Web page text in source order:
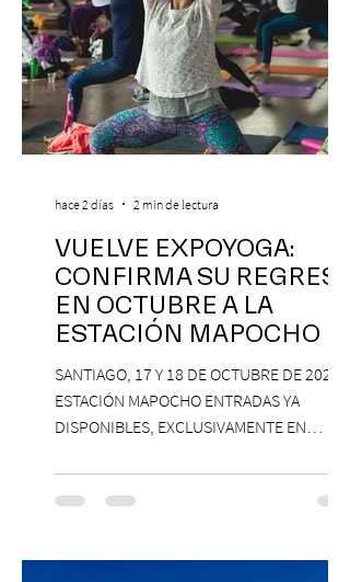
VUELVE EXPOYOGA:
CONFIRMA SU REGRESO
EN OCTUBRE A LA
ESTACIÓN MAPOCHO
SANTIAGO, 17 Y 18 DE OCTUBRE DE 2026,
ESTACIÓN MAPOCHO ENTRADAS YA
DISPONIBLES, EXCLUSIVAMENTE EN
con una edición renovada que reunirá
yoga, bienestar y vida consciente, con la
Antonella Orsini, Yoga Woman y más
hace 2 días 2 min de lectura